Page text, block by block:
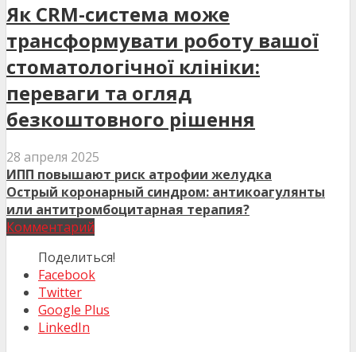
Як CRM-система може
трансформувати роботу вашої
стоматологічної клініки:
переваги та огляд
безкоштовного рішення
28 апреля 2025
ИПП повышают риск атрофии желудка
Острый коронарный синдром: антикоагулянты
или антитромбоцитарная терапия?
Комментарий
Поделиться!
Facebook
Twitter
Google Plus
LinkedIn